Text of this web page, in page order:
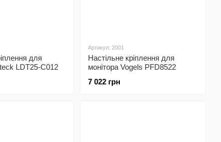
для
LDT25-C012
Артикул: 2001
Настільне кріплення для
монітора Vogels PFD8522
7 022 грн